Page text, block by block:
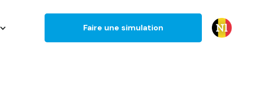
Faire une simulation